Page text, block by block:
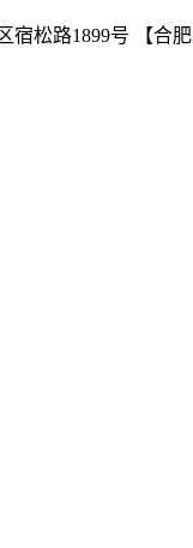
宿松路1899号 【合